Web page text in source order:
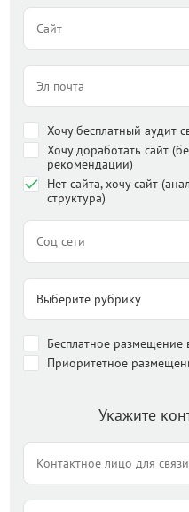
Хочу бесплатный аудит
Хочу доработать сайт
рекомендации)
Нет сайта, хочу сайт
структура)
Бесплатное размещение
Приоритетное
Укажите